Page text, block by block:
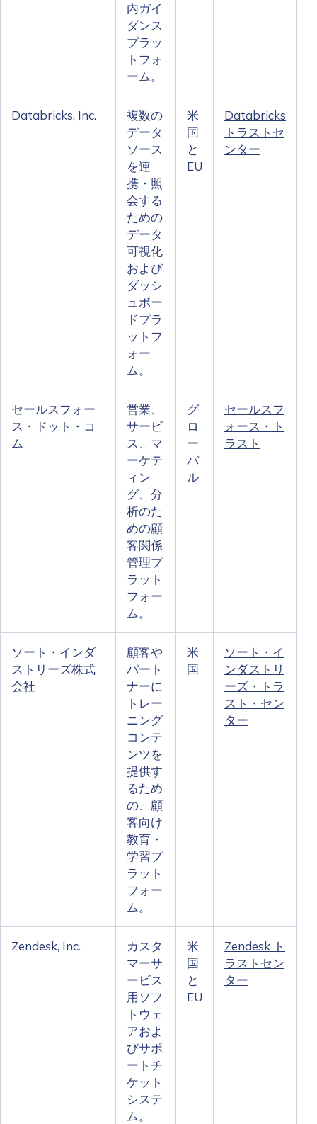
内ガイ
ダンス
プラッ
トフォ
ーム。
Databricks, Inc.
複数の
データ
ソース
を連
携・照
会する
ための
データ
可視化
および
ダッシ
ュボー
ドプラ
ットフ
ォー
ム。
米
国
と
EU
Databricks
トラストセ
ンター
セールスフォー
ス・ドット・コ
ム
営業、
サービ
ス、マ
ーケテ
ィン
グ、分
析のた
めの顧
客関係
管理プ
ラット
フォー
ム。
グ
ロ
ー
バ
ル
セールスフ
ォース・ト
ラスト
ソート・インダ
ストリーズ株式
会社
顧客や
パート
ナーに
トレー
ニング
コンテ
ンツを
提供す
るため
の、顧
客向け
教育・
学習プ
ラット
フォー
ム。
米
国
ソート・イ
ンダストリ
ーズ・トラ
スト・セン
ター
Zendesk, Inc.
カスタ
マーサ
ービス
用ソフ
トウェ
アおよ
びサポ
ートチ
ケット
システ
ム。
米
国
と
EU
Zendesk ト
ラストセン
ター